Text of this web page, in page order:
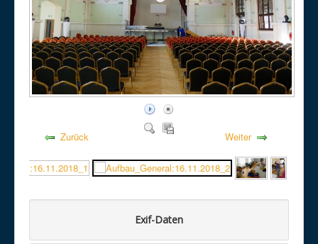
Zurück Weiter
Exif-Daten